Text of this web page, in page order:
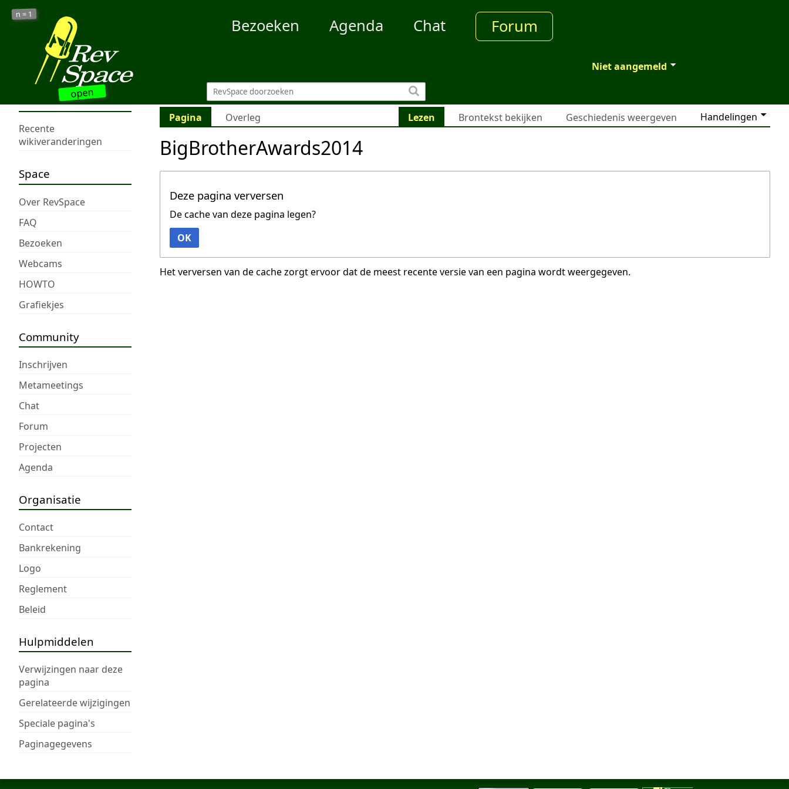
open
n = 1
Bezoeken Agenda Chat Forum
Niet aangemeld
Recente
wikiveranderingen
Space
Over RevSpace
FAQ
Bezoeken
Webcams
HOWTO
Grafiekjes
Community
Inschrijven
Metameetings
Chat
Forum
Projecten
Agenda
Organisatie
Contact
Bankrekening
Logo
Reglement
Beleid
Hulpmiddelen
Verwijzingen naar deze
pagina
Gerelateerde wijzigingen
Speciale pagina's
Paginagegevens
Pagina Overleg Handelingen
Lezen Brontekst bekijken Geschiedenis weergeven
BigBrotherAwards2014
Deze pagina verversen
De cache van deze pagina legen?
OK
Het verversen van de cache zorgt ervoor dat de meest recente versie van een pagina wordt weergegeven.